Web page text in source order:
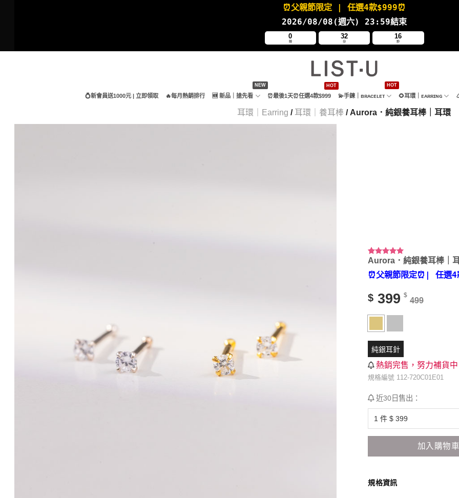
⏰父親節限定 | 任選4款$999⏰
2026/08/08(週六) 23:59結束
0
時
32
分
15
秒
💍新會員送1000元 | 立即領取 🔥每月熱銷排行 🆕 新品｜搶先看 ⏰最後1天⏰任選4款$999 💫手鍊｜ʙʀᴀᴄᴇʟᴇᴛ 🌻耳環｜ᴇᴀʀʀɪɴɢ
耳環｜Earring / 耳環｜養耳棒 / Aurora．純銀養耳棒｜耳環
評分5.00
/ 5，已有
5
位顧客進行
Aurora．純銀養耳棒｜
⏰父親節限定⏰ | 任選4
$ 399 $
499
純銀耳針
熱銷完售，努力補貨
規格編號 112-720C01E01
近30日售出：
加入購物車
規格資訊